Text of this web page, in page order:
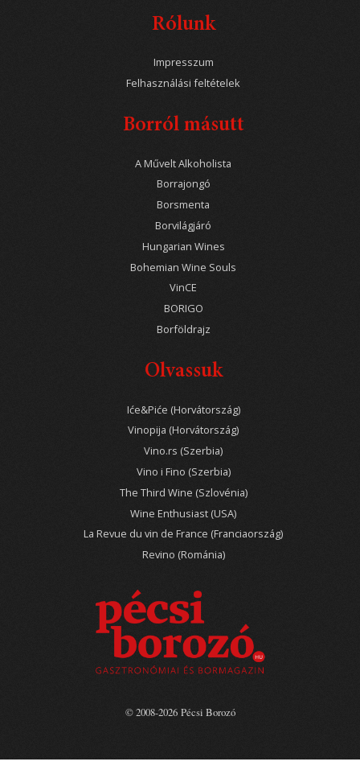
Rólunk
Impresszum
Felhasználási feltételek
Borról másutt
A Művelt Alkoholista
Borrajongó
Borsmenta
Borvilágjáró
Hungarian Wines
Bohemian Wine Souls
VinCE
BORIGO
Borföldrajz
Olvassuk
Iće&Piće (Horvátország)
Vinopija (Horvátország)
Vino.rs (Szerbia)
Vino i Fino (Szerbia)
The Third Wine (Szlovénia)
Wine Enthusiast (USA)
La Revue du vin de France (Franciaország)
Revino (Románia)
© 2008-2026 Pécsi Borozó